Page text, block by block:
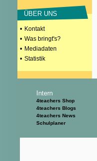
ÜBER UNS
• Kontakt
• Was bringt's?
• Mediadaten
• Statistik
Intern
4teachers Shop
4teachers Blogs
4teachers News
Schulplaner